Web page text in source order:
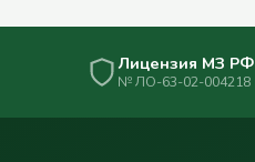
Лицензия МЗ РФ
№ ЛО-63-02-004218